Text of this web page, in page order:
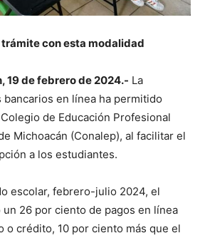
trámite con esta modalidad
19 de febrero de 2024.- La
bancarios en línea ha permitido
de Educación Profesional
Michoacán (Conalep), al facilitar el
a los estudiantes.
escolar, febrero-julio 2024, el
26 por ciento de pagos en línea
o crédito, 10 por ciento más que el